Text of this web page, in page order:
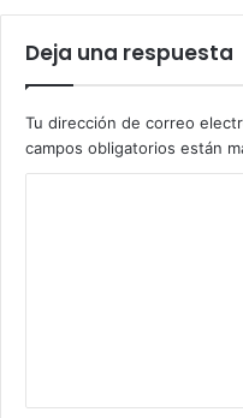
Deja una respuesta
Tu dirección de correo
campos obligatorios están